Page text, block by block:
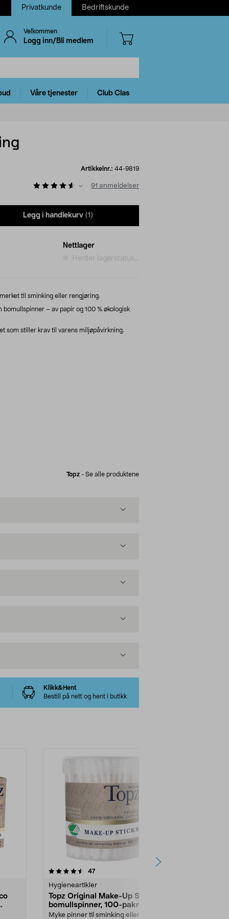
Privatkunde Bedriftskunde
Velkommen
Logg inn/Bli medlem
Våre tjenester Club Clas
Artikkelnr.: 44-9819
91 anmeldelser
Legg i handlekurv (1)
Nettlager
Henter lagerstatus...
til sminking eller rengjøring.
– av papir og 100 % økologisk
som stiller krav til varens miljøpåvirkning.
Topz - Se alle produktene
Klikk&Hent
Bestill på nett og hent i butikk
47anmeldelser
Hygieneartikler
Topz Original Make-Up Sticks
bomullspinner, 100-pakning
Myke pinner til sminking eller